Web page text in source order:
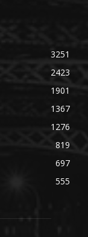
3251
2423
1901
1367
1276
819
697
555